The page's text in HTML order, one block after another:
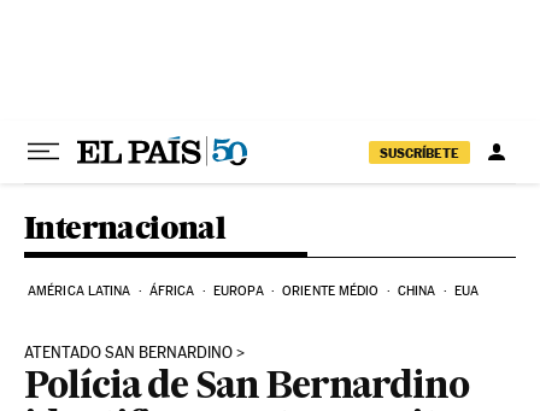
SUSCRÍBETE
Internacional
AMÉRICA LATINA ÁFRICA EUROPA ORIENTE MÉDIO CHINA EUA
ATENTADO SAN BERNARDINO
Polícia de San Bernardino